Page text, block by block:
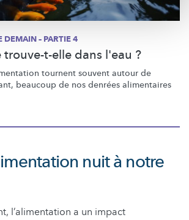
DEMAIN – PARTIE 4
trouve-t-elle dans l'eau ?
tournent souvent autour de
beaucoup de nos denrées alimentaires
nuit à notre
l’alimentation a un impact